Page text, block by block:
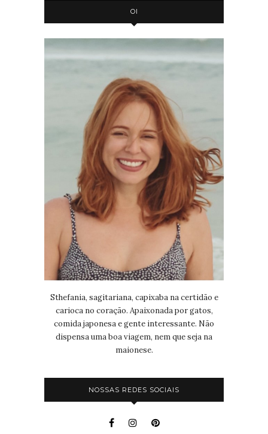
OI
Sthefania, sagitariana, capixaba na certidão e
carioca no coração. Apaixonada por gatos,
comida japonesa e gente interessante. Não
dispensa uma boa viagem, nem que seja na
maionese.
NOSSAS REDES SOCIAIS